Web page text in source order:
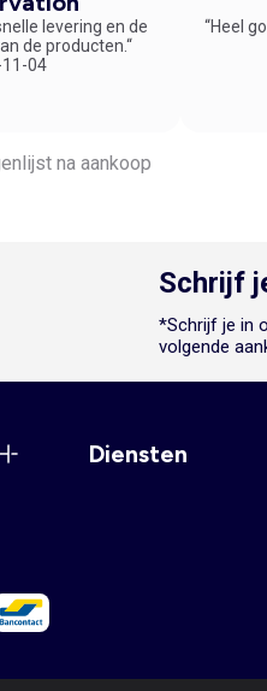
levering en de
de producten.“
04
“Heel
na aankoop
Schrijf
*Schrijf je in
volgende
Diensten